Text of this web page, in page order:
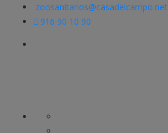
zoosanitarios@casadelcampo.net
916 90 10 90